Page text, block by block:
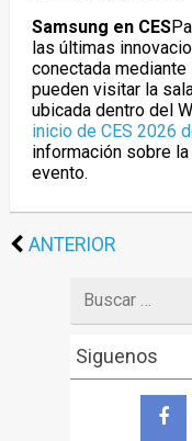
Samsung en CES
las últimas
conectada
pueden visitar la
ubicada dentro del
inicio de CES 2026
información sobre
evento.
ANTERIOR
for
Siguenos